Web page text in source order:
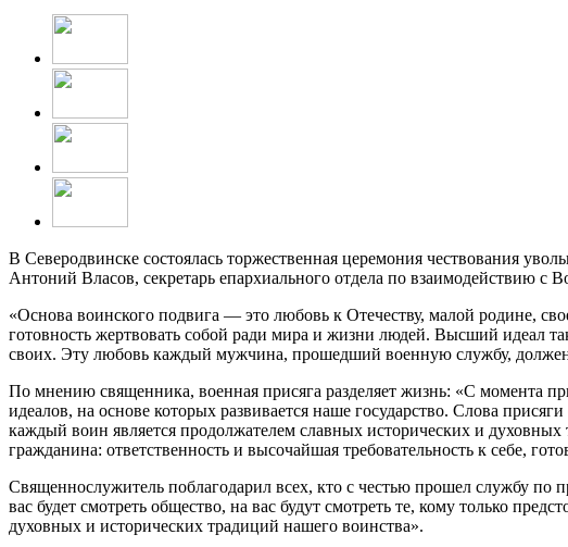
В Северодвинске состоялась торжественная церемония чествования
Антоний Власов, секретарь епархиального отдела по взаимодействию с
«Основа воинского подвига — это любовь к Отечеству, малой родине,
готовность жертвовать собой ради мира и жизни людей. Высший идеал
своих. Эту любовь каждый мужчина, прошедший военную службу, должен
По мнению священника, военная присяга разделяет жизнь: «С момента
идеалов, на основе которых развивается наше государство. Слова
каждый воин является продолжателем славных исторических и
гражданина: ответственность и высочайшая требовательность к себе,
Священнослужитель поблагодарил всех, кто с честью прошел службу по
вас будет смотреть общество, на вас будут смотреть те, кому только
духовных и исторических традиций нашего воинства».